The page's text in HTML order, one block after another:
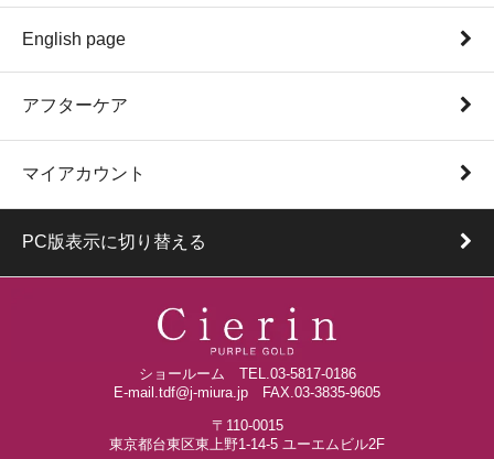
English page
アフターケア
マイアカウント
PC版表示に切り替える
ショールーム TEL.03-5817-0186
E-mail.tdf@j-miura.jp FAX.03-3835-9605
〒110-0015
東京都台東区東上野1-14-5 ユーエムビル2F